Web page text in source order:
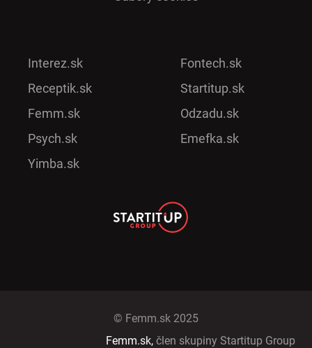
Interez.sk
Receptik.sk
Femm.sk
Psych.sk
Yimba.sk
Fontech.sk
Startitup.sk
Odzadu.sk
Emefka.sk
© Femm.sk 2025
Femm.sk, člen skupiny Startitup Group